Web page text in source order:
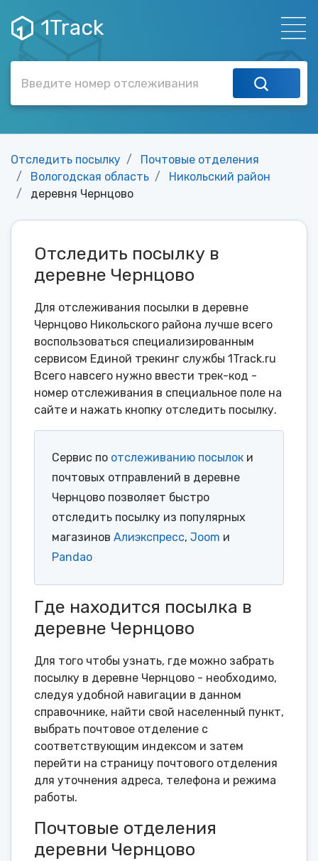
1Track
Отследить посылку
Почтовые отделения
Вологодская область
Никольский район
деревня Чернцово
Отследить посылку в
деревне Чернцово
Для отслеживания посылки в деревне
Чернцово Никольского района лучше всего
воспользоваться специализированным
сервисом Единой трекинг службы 1Track.ru
Всего навсего нужно ввести трек-код -
номер отслеживания в специальное поле на
сайте и нажать кнопку отследить посылку.
Сервис по отслеживанию посылок и
почтовых отправлений в деревне
Чернцово позволяет быстро
отследить посылку из популярных
магазинов Алиэкспресс, Joom и
Pandao
Где находится посылка в
деревне Чернцово
Для того чтобы узнать, где можно забрать
посылку в деревне Чернцово - необходимо,
следуя удобной навигации в данном
справочнике, найти свой населенный пункт,
выбрать почтовое отделение с
соответствующим индексом и затем
перейти на страницу почтового отделения
для уточнения адреса, телефона и режима
работы.
Почтовые отделения
деревни Чернцово